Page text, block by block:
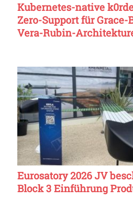
Kubernetes-native
Zero-Support für
Vera-Rubin-
Eurosatory 2026 JV
Block 3 Einführung